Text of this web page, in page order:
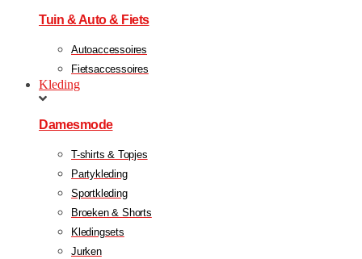
Tuin & Auto & Fiets
Autoaccessoires
Fietsaccessoires
Kleding
Damesmode
T-shirts & Topjes
Partykleding
Sportkleding
Broeken & Shorts
Kledingsets
Jurken